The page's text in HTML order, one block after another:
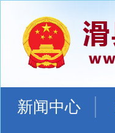
新闻中心